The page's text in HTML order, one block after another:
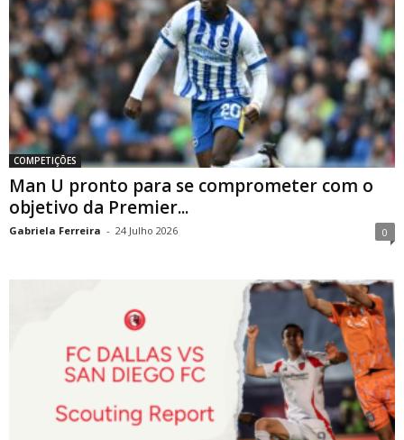
COMPETIÇÕES
Man U pronto para se comprometer com o
objetivo da Premier...
Gabriela Ferreira - 24 Julho 2026 0